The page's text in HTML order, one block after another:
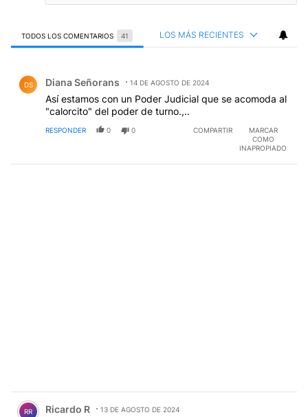
TODOS LOS COMENTARIOS 41 LOS MÁS RECIENTES
DS Diana Señorans 14 DE AGOSTO DE 2024
Así estamos con un Poder Judicial que se acomoda al
"calorcito" del poder de turno.,..
RESPONDER 0 0 COMPARTIR
MARCAR
COMO
INAPROPIADO
Comentario de Ricardo R.
RR Ricardo R 13 DE AGOSTO DE 2024